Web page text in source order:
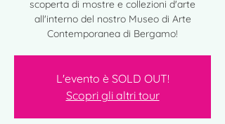
scoperta di mostre e collezioni d'arte
all'interno del nostro Museo di Arte
L'evento è SOLD OUT!
Scopri gli altri tour